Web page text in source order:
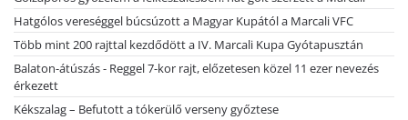
Hatgólos vereséggel búcsúzott a Magyar Kupától a Marcali VFC
Több mint 200 rajttal kezdődött a IV. Marcali Kupa Gyótapusztán
Balaton-átúszás - Reggel 7-kor rajt, előzetesen közel 11 ezer nevezés
érkezett
Kékszalag – Befutott a tókerülő verseny győztese